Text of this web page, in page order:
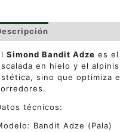
Simond Bandit Adze es
en hielo y el
sino que optimiza
técnicos:
Bandit Adze (Pala)